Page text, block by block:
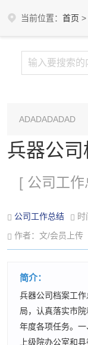
当前位置： 首页 >
ADADADADAD
兵器公
[ 公司工作
公司工作总结
作者：文/会员上传
简介：
兵器公司档案工
局，认真落实市
年度各项任务。
上级院办公室和